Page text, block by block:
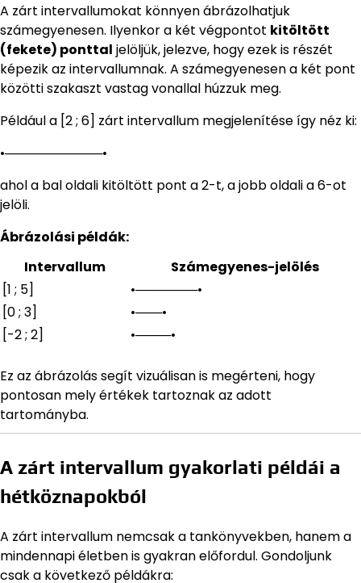
A zárt intervallumokat könnyen ábrázolhatjuk
számegyenesen. Ilyenkor a két végpontot kitöltött
(fekete) ponttal jelöljük, jelezve, hogy ezek is részét
képezik az intervallumnak. A számegyenesen a két pont
közötti szakaszt vastag vonallal húzzuk meg.
Például a [2 ; 6] zárt intervallum megjelenítése így néz ki:
•───────────•
ahol a bal oldali kitöltött pont a 2-t, a jobb oldali a 6-ot
jelöli.
Ábrázolási példák:
Intervallum
Számegyenes-jelölés
[1 ; 5]
•───────•
[0 ; 3]
•───•
[-2 ; 2]
•────•
Ez az ábrázolás segít vizuálisan is megérteni, hogy
pontosan mely értékek tartoznak az adott
tartományba.
A zárt intervallum gyakorlati példái a
hétköznapokból
A zárt intervallum nemcsak a tankönyvekben, hanem a
mindennapi életben is gyakran előfordul. Gondoljunk
csak a következő példákra: